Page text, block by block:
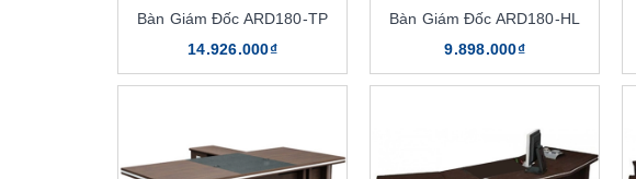
Bàn Giám Đốc ARD180-TP
14.926.000₫
Bàn Giám Đốc ARD180-HL
9.898.000₫